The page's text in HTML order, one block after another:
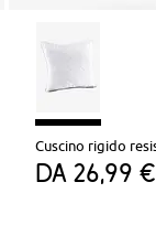
da 26,99 €